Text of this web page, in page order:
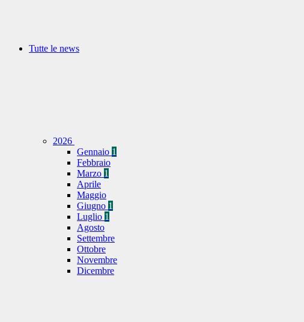
Tutte le news
2026
Gennaio 1
Febbraio
Marzo 1
Aprile
Maggio
Giugno 1
Luglio 1
Agosto
Settembre
Ottobre
Novembre
Dicembre